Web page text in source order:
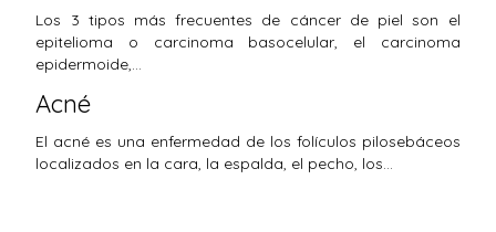
Los 3 tipos más frecuentes de cáncer de piel son el
epitelioma o carcinoma basocelular, el carcinoma
epidermoide,…
Acné
El acné es una enfermedad de los folículos pilosebáceos
localizados en la cara, la espalda, el pecho, los…